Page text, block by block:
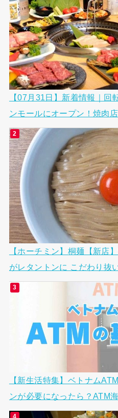
【07月31日】新着情報｜回
ンモールにオープン！焼肉
【ホーチミン】桐麺【新店
がレタントンに こだわり抜
【新生活特集】ベトナム
ンが必要になったら？ATM